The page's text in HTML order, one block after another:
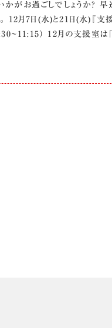
かがお過ごしでしょうか？ 早
12月7日(水)と21日(水)『支
） 12月の支援室は